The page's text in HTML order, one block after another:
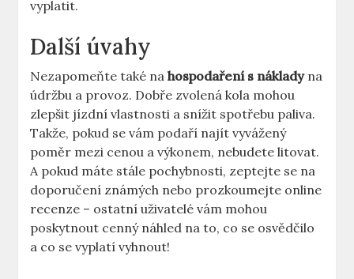
vyplatit.
Další úvahy
Nezapomeňte také nahospodaření s nákladyna
údržbu a provoz. Dobře zvolená kola mohou
zlepšit jízdní vlastnosti a snížit spotřebu paliva.
Takže, pokud se vám podaří najít vyvážený
poměr mezi cenou a výkonem, nebudete litovat.
A pokud máte stále pochybnosti, zeptejte se na
doporučení známých nebo prozkoumejte online
recenze – ostatní uživatelé vám mohou
poskytnout cenný náhled na to, co se osvědčilo
a co se vyplatí vyhnout!